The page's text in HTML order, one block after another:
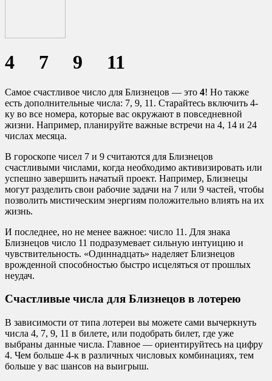
4 7 9 11
Самое счастливое число для Близнецов — это 4! Но также
есть дополнительные числа: 7, 9, 11. Старайтесь включить 4-
ку во все номера, которые вас окружают в повседневной
жизни. Например, планируйте важные встречи на 4, 14 и 24
числах месяца.
В гороскопе чисел 7 и 9 считаются для Близнецов
счастливыми числами, когда необходимо активизировать или
успешно завершить начатый проект. Например, Близнецы
могут разделить свои рабочие задачи на 7 или 9 частей, чтобы
позволить мистическим энергиям положительно влиять на их
жизнь.
И последнее, но не менее важное: число 11. Для знака
Близнецов число 11 подразумевает сильную интуицию и
чувствительность. «Одиннадцать» наделяет Близнецов
врожденной способностью быстро исцеляться от прошлых
неудач.
Счастливые числа для Близнецов в лотерею
В зависимости от типа лотереи вы можете сами вычеркнуть
числа 4, 7, 9, 11 в билете, или подобрать билет, где уже
выбраны данные числа. Главное — ориентируйтесь на цифру
4. Чем больше 4-к в различных числовых комбинациях, тем
больше у вас шансов на выигрыш.